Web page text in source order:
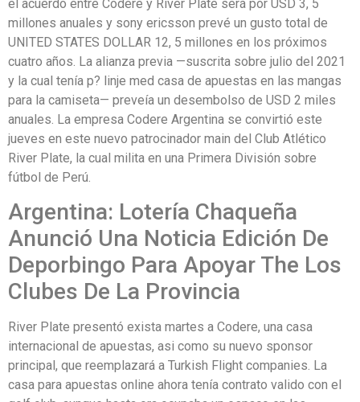
el acuerdo entre Codere y River Plate será por USD 3, 5
millones anuales y sony ericsson prevé un gusto total de
UNITED STATES DOLLAR 12, 5 millones en los próximos
cuatro años. La alianza previa —suscrita sobre julio del 2021
y la cual tenía p? linje med casa de apuestas en las mangas
para la camiseta— preveía un desembolso de USD 2 miles
anuales. La empresa Codere Argentina se convirtió este
jueves en este nuevo patrocinador main del Club Atlético
River Plate, la cual milita en una Primera División sobre
fútbol de Perú.
Argentina: Lotería Chaqueña
Anunció Una Noticia Edición De
Deporbingo Para Apoyar The Los
Clubes De La Provincia
River Plate presentó exista martes a Codere, una casa
internacional de apuestas, asi como su nuevo sponsor
principal, que reemplazará a Turkish Flight companies. La
casa para apuestas online ahora tenía contrato valido con el